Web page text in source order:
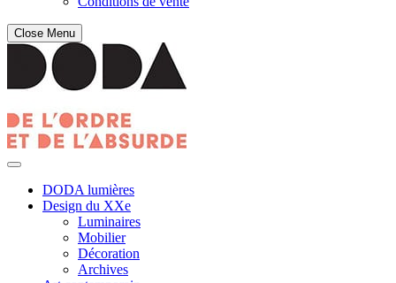
Close Menu
DODA lumières
Design du XXe
Luminaires
Mobilier
Décoration
Archives